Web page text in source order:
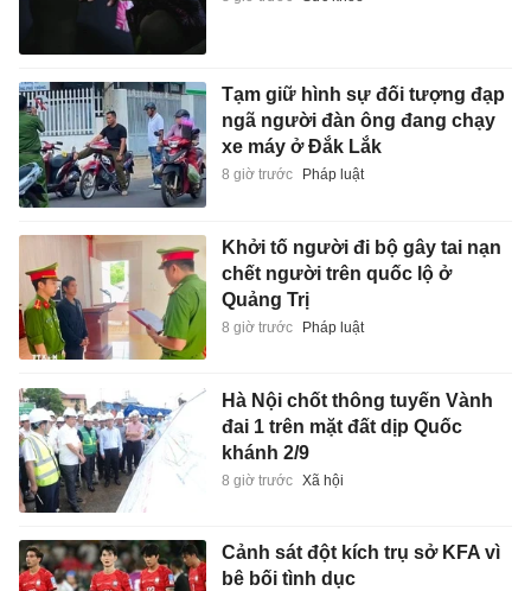
Tạm giữ hình sự đối tượng đạp
ngã người đàn ông đang chạy
xe máy ở Đắk Lắk
8 giờ trước Pháp luật
Khởi tố người đi bộ gây tai nạn
chết người trên quốc lộ ở
Quảng Trị
8 giờ trước Pháp luật
Hà Nội chốt thông tuyến Vành
đai 1 trên mặt đất dịp Quốc
khánh 2/9
8 giờ trước Xã hội
Cảnh sát đột kích trụ sở KFA vì
bê bối tình dục